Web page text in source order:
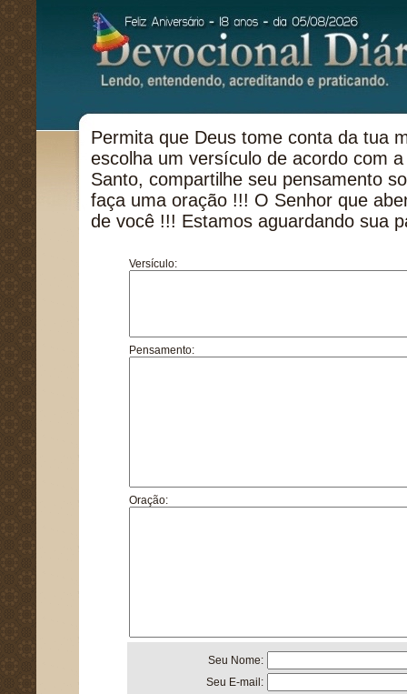
Permita que Deus tome conta da tua
escolha um versículo de acordo com
Santo, compartilhe seu pensamento
faça uma oração !!! O Senhor que
de você !!! Estamos aguardando sua
Versículo:
Pensamento:
Oração:
Seu Nome:
Seu E-mail: